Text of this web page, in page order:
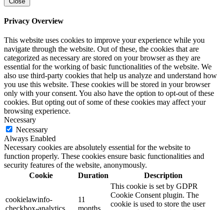
Privacy Overview
This website uses cookies to improve your experience while you
navigate through the website. Out of these, the cookies that are
categorized as necessary are stored on your browser as they are
essential for the working of basic functionalities of the website. We
also use third-party cookies that help us analyze and understand how
you use this website. These cookies will be stored in your browser
only with your consent. You also have the option to opt-out of these
cookies. But opting out of some of these cookies may affect your
browsing experience.
Necessary
Necessary
Always Enabled
Necessary cookies are absolutely essential for the website to
function properly. These cookies ensure basic functionalities and
security features of the website, anonymously.
Cookie
Duration Description
cookielawinfo-
11
This cookie is set by GDPR
Cookie Consent plugin. The
cookie is used to store the user